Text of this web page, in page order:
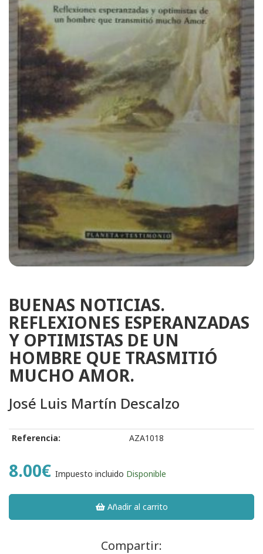
BUENAS NOTICIAS.
REFLEXIONES ESPERANZADAS
Y OPTIMISTAS DE UN
HOMBRE QUE TRASMITIÓ
MUCHO AMOR.
José Luis Martín Descalzo
Referencia: AZA1018
8.00€ Impuesto incluido Disponible
Añadir al carrito
Compartir: